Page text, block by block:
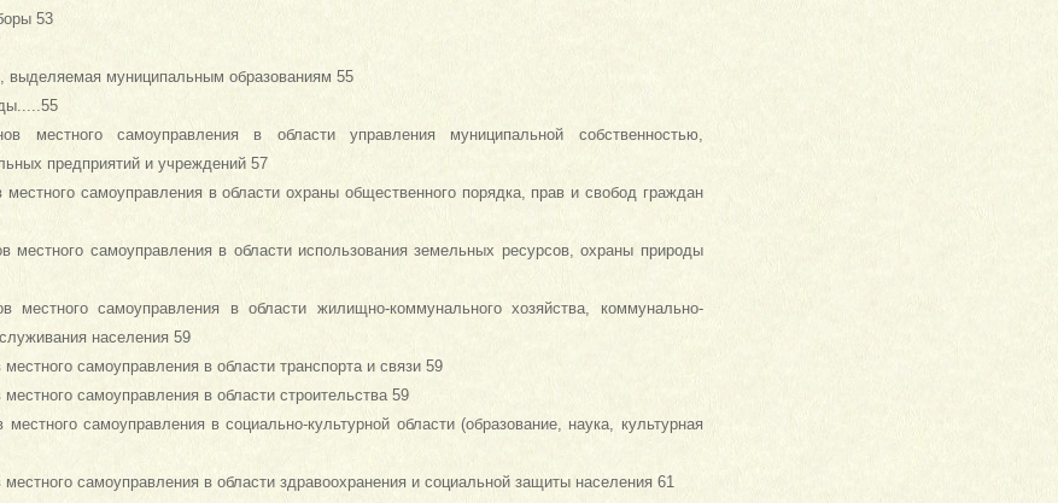
53
муниципальным образованиям 55
местного самоуправления в области управления муниципальной собственностью,
предприятий и учреждений 57
самоуправления в области охраны общественного порядка, прав и свобод граждан
местного самоуправления в области использования земельных ресурсов, охраны природы
местного самоуправления в области жилищно-коммунального хозяйства, коммунально-
населения 59
самоуправления в области транспорта и связи 59
самоуправления в области строительства 59
самоуправления в социально-культурной области (образование, наука, культурная
самоуправления в области здравоохранения и социальной защиты населения 61